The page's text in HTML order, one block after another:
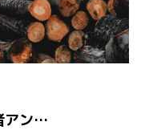
プラチナ構想ネットワーク×若者アンバサダー 共創対話